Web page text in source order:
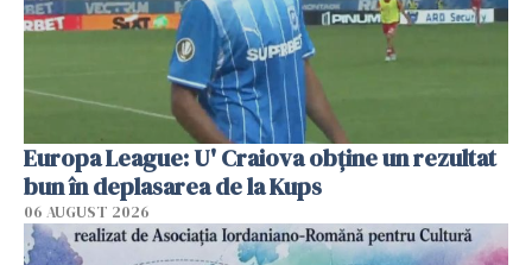
Europa League: U' Craiova obține un rezultat
bun în deplasarea de la Kups
06 AUGUST 2026